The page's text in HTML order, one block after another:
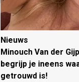
Nieuws
Minouch Van der
begrijp je ineens
getrouwd is!